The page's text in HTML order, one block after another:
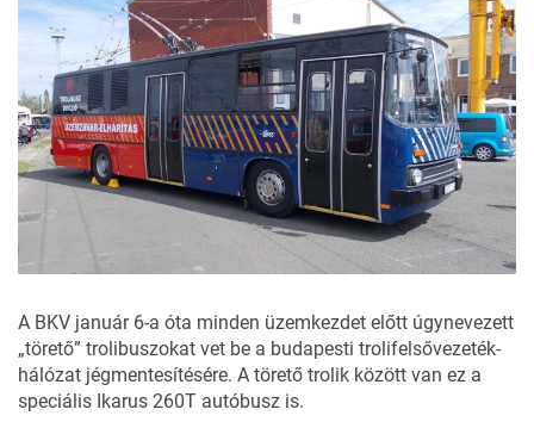
A BKV január 6-a óta minden üzemkezdet előtt úgynevezett
„törető” trolibuszokat vet be a budapesti trolifelsővezeték-
hálózat jégmentesítésére. A törető trolik között van ez a
speciális Ikarus 260T autóbusz is.